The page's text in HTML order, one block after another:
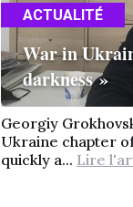
ACTUALITÉ
War in
darkness »
Georgiy
Ukraine chapter
quickly a... Lire